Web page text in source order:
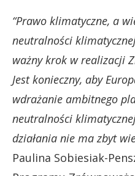
“Prawo klimatyczne, a
neutralności
ważny krok w realizacji
Jest konieczny, aby
wdrażanie ambitnego
neutralności
działania nie ma zbyt
Paulina Sobiesiak-